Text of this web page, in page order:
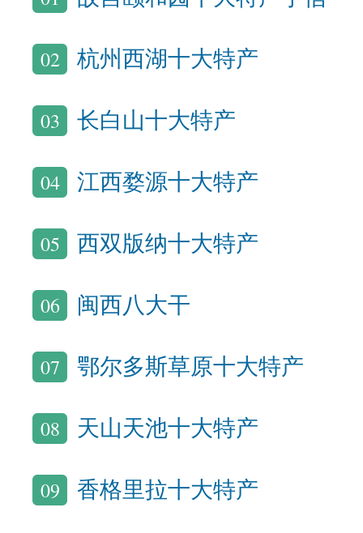
02 杭州西湖十大特产
03 长白山十大特产
04 江西婺源十大特产
05 西双版纳十大特产
06 闽西八大干
07 鄂尔多斯草原十大特产
08 天山天池十大特产
09 香格里拉十大特产